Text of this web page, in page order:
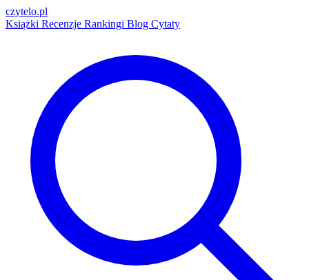
czytelo.pl
Książki Recenzje Rankingi Blog Cytaty